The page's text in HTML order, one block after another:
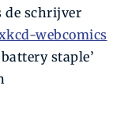
de schrijver
webcomics
staple’